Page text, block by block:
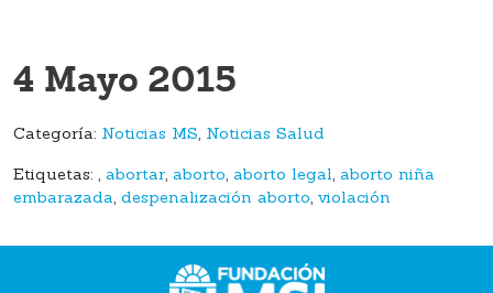
4 Mayo 2015
Categoría: Noticias MS, Noticias Salud
Etiquetas: , abortar, aborto, aborto legal, aborto niña
embarazada, despenalización aborto, violación